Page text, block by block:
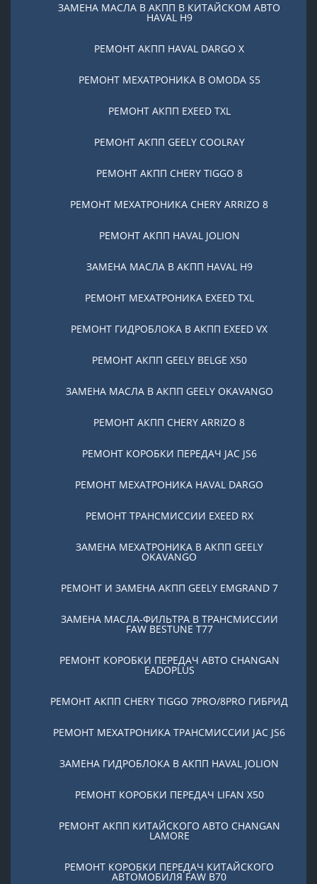
ЗАМЕНА МАСЛА В АКПП В КИТАЙСКОМ АВТО
HAVAL H9
РЕМОНТ АКПП HAVAL DARGO X
РЕМОНТ МЕХАТРОНИКА В OMODA S5
РЕМОНТ АКПП EXEED TXL
РЕМОНТ АКПП GEELY COOLRAY
РЕМОНТ АКПП CHERY TIGGO 8
РЕМОНТ МЕХАТРОНИКА CHERY ARRIZO 8
РЕМОНТ АКПП HAVAL JOLION
ЗАМЕНА МАСЛА В АКПП HAVAL H9
РЕМОНТ МЕХАТРОНИКА EXEED TXL
РЕМОНТ ГИДРОБЛОКА В АКПП EXEED VX
РЕМОНТ АКПП GEELY BELGE X50
ЗАМЕНА МАСЛА В АКПП GEELY OKAVANGO
РЕМОНТ АКПП CHERY ARRIZO 8
РЕМОНТ КОРОБКИ ПЕРЕДАЧ JAC JS6
РЕМОНТ МЕХАТРОНИКА HAVAL DARGO
РЕМОНТ ТРАНСМИССИИ EXEED RX
ЗАМЕНА МЕХАТРОНИКА В АКПП GEELY
OKAVANGO
РЕМОНТ И ЗАМЕНА АКПП GEELY EMGRAND 7
ЗАМЕНА МАСЛА-ФИЛЬТРА В ТРАНСМИССИИ
FAW BESTUNE T77
РЕМОНТ КОРОБКИ ПЕРЕДАЧ АВТО CHANGAN
EADOPLUS
РЕМОНТ АКПП CHERY TIGGO 7PRO/8PRO ГИБРИД
РЕМОНТ МЕХАТРОНИКА ТРАНСМИССИИ JAC JS6
ЗАМЕНА ГИДРОБЛОКА В АКПП HAVAL JOLION
РЕМОНТ КОРОБКИ ПЕРЕДАЧ LIFAN X50
РЕМОНТ АКПП КИТАЙСКОГО АВТО CHANGAN
LAMORE
РЕМОНТ КОРОБКИ ПЕРЕДАЧ КИТАЙСКОГО
АВТОМОБИЛЯ FAW B70